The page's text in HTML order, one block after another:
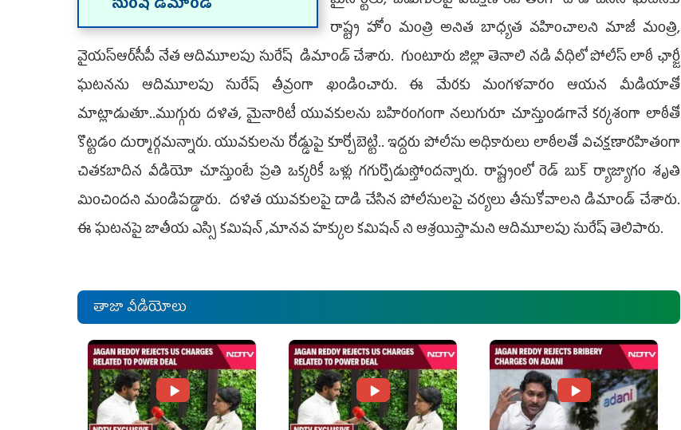
సురేష్ డిమాండ్‌
రాష్ట్ర హోం మంత్రి అనిత బాధ్య‌త వ‌హించాల‌ని మాజీ మంత్రి,
వైయ‌స్ఆర్‌సీపీ నేత ఆదిమూల‌పు సురేష్ డిమాండ్ చేశారు. గుంటూరు జిల్లా తెనాలి నడి వీధిలో పోలీస్‌ లాఠీ ఛార్జీ
ఘ‌ట‌న‌ను ఆదిమూల‌పు సురేష్ తీవ్రంగా ఖండించారు. ఈ మేర‌కు మంగ‌ళ‌వారం ఆయ‌న మీడియాతో
మాట్లాడుతూ..ముగ్గురు దళిత, మైనారిటీ యువకులను బహిరంగంగా నలుగురూ చూస్తుండగానే కర్కశంగా లాఠీతో
కొట్ట‌డం దుర్మార్గ‌మ‌న్నారు. యువకులను రోడ్డుపై కూర్చోబెట్టి.. ఇద్దరు పోలీసు అధికారులు లాఠీలతో విచక్షణారహితంగా
చితకబాదిన వీడియో చూస్తుంటే ప్రతి ఒక్కరికీ ఒళ్లు గగుర్పొడుస్తోంద‌న్నారు. రాష్ట్రంలో రెడ్ బుక్ ర్యాజ్యాగం శృతి
మించింద‌ని మండిప‌డ్డారు. దళిత యువకులపై దాడి చేసిన పోలీసుల‌పై చర్యలు తీసుకోవాల‌ని డిమాండ్ చేశారు.
ఈ ఘటనపై జాతీయ ఎస్సి కమిషన్ ,మానవ హక్కుల కమిషన్ ని ఆశ్రయిస్తామ‌ని ఆదిమూల‌పు సురేష్ తెలిపారు.
తాజా వీడియోలు